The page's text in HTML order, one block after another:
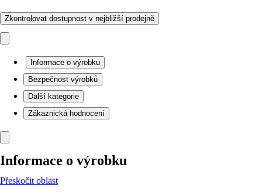
Zkontrolovat dostupnost v nejbližší prodejně
Informace o výrobku
Bezpečnost výrobků
Další kategorie
Zákaznická hodnocení
Informace o výrobku
Přeskočit oblast